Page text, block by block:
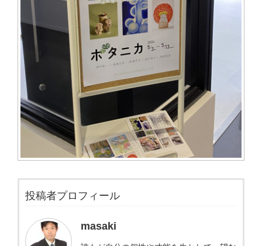
投稿者プロフィール
masaki